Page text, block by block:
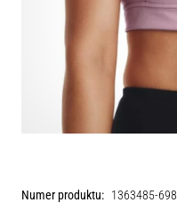
Numer produktu: 1363485-698